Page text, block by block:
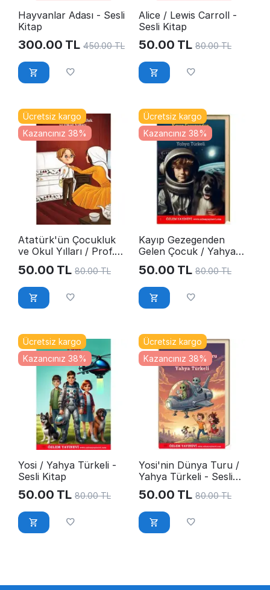
Hayvanlar Adası - Sesli
Kitap
300.00 TL 450.00 TL
Alice / Lewis Carroll -
Sesli Kitap
50.00 TL 80.00 TL
Ücretsiz kargo
Kazancınız 38%
Atatürk'ün Çocukluk
ve Okul Yılları / Prof.Dr.
Mine Erol-Sesli Kitap
50.00 TL 80.00 TL
Ücretsiz kargo
Kazancınız 38%
Kayıp Gezegenden
Gelen Çocuk / Yahya
Türkeli - Sesli Kitap
50.00 TL 80.00 TL
Ücretsiz kargo
Kazancınız 38%
Yosi / Yahya Türkeli -
Sesli Kitap
50.00 TL 80.00 TL
Ücretsiz kargo
Kazancınız 38%
Yosi'nin Dünya Turu /
Yahya Türkeli - Sesli
Kitap
50.00 TL 80.00 TL